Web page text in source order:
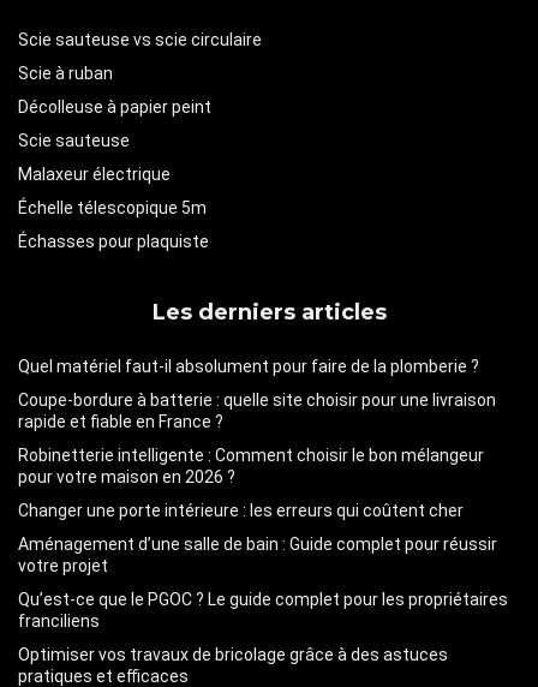
Scie sauteuse vs scie circulaire
Scie à ruban
Décolleuse à papier peint
Scie sauteuse
Malaxeur électrique
Échelle télescopique 5m
Échasses pour plaquiste
Les derniers articles
Quel matériel faut-il absolument pour faire de la plomberie ?
Coupe-bordure à batterie : quelle site choisir pour une livraison
rapide et fiable en France ?
Robinetterie intelligente : Comment choisir le bon mélangeur
pour votre maison en 2026 ?
Changer une porte intérieure : les erreurs qui coûtent cher
Aménagement d’une salle de bain : Guide complet pour réussir
votre projet
Qu’est-ce que le PGOC ? Le guide complet pour les propriétaires
franciliens
Optimiser vos travaux de bricolage grâce à des astuces
pratiques et efficaces